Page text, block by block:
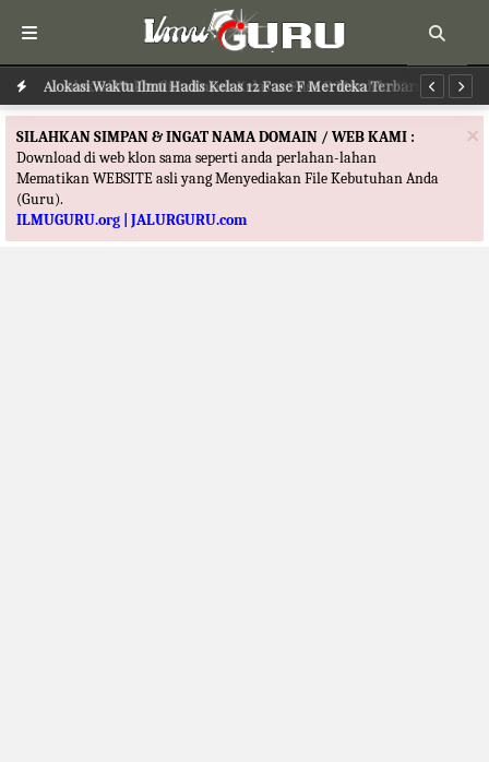
Alokasi Waktu Ilmu Hadis Kelas 12 Fase F Merdeka Terbaru
×
SILAHKAN SIMPAN & INGAT NAMA DOMAIN / WEB KAMI :
Download di web klon sama seperti anda perlahan-lahan
Mematikan WEBSITE asli yang Menyediakan File Kebutuhan Anda
(Guru).
ILMUGURU.org | JALURGURU.com